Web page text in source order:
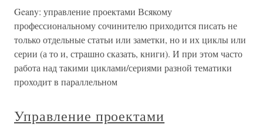
Geany: управление проектами Всякому
профессиональному сочинителю приходится писать не
только отдельные статьи или заметки, но и их циклы или
серии (а то и, страшно сказать, книги). И при этом часто
работа над такими циклами/сериями разной тематики
проходит в параллельном
Управление проектами